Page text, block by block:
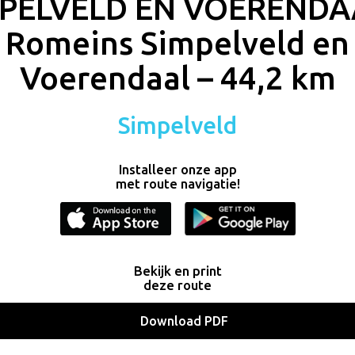
EN
Romeins Simpelveld en
Voerendaal – 44,2 km
Simpelveld
Installeer onze app
met route navigatie!
Bekijk en print
deze route
Download PDF